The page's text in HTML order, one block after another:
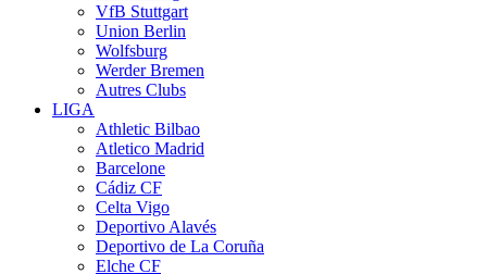
VfB Stuttgart
Union Berlin
Wolfsburg
Werder Bremen
Autres Clubs
LIGA
Athletic Bilbao
Atletico Madrid
Barcelone
Cádiz CF
Celta Vigo
Deportivo Alavés
Deportivo de La Coruña
Elche CF